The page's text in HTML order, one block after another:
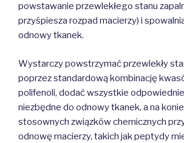
powstawanie przewlekłego stanu
przyśpiesza rozpad macierzy) i
odnowy tkanek.
Wystarczy powstrzymać przewlekły
poprzez standardową kombinację
polifenoli, dodać wszystkie
niezbędne do odnowy tkanek, a na
stosownych związków chemicznych
odnowę macierzy, takich jak peptydy